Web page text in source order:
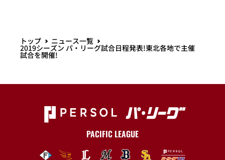
トップ ニュース一覧
2019シーズン パ・リーグ試合日程発表!東北各地で主催
試合を開催!
PACIFIC LEAGUE